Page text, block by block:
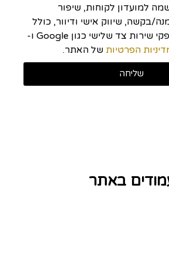
למועדון לקוחות, שיפור
בקשה, שיווק אישי ודיוור, כולל
שיתוף מידע עם ספקי שירות צד שלישי כגון Google ו-
הפרטיות של האתר.
שליחה
באתר